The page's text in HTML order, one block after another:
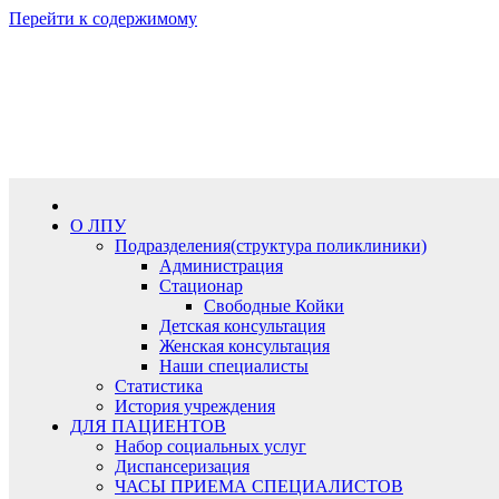
Перейти к содержимому
О ЛПУ
Подразделения(структура поликлиники)
Администрация
Стационар
Свободные Койки
Детская консультация
Женская консультация
Наши специалисты
Статистика
История учреждения
ДЛЯ ПАЦИЕНТОВ
Набор социальных услуг
Диспансеризация​
ЧАСЫ ПРИЕМА СПЕЦИАЛИСТОВ